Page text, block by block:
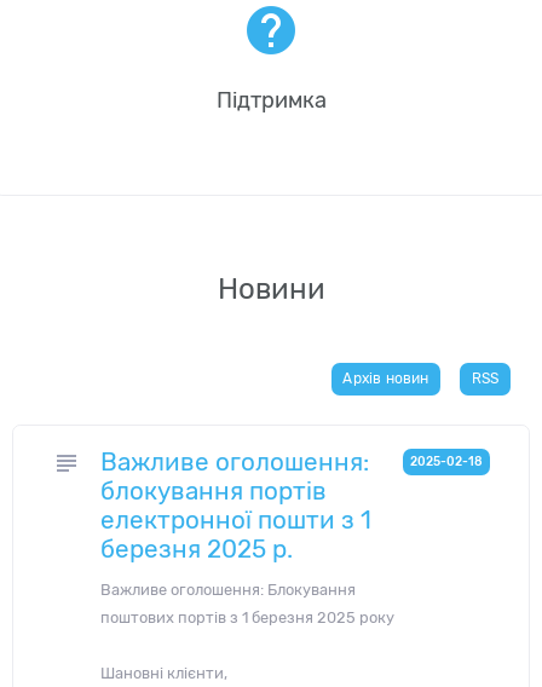
help
Підтримка
Новини
Архів новин RSS
subject
Важливе оголошення:
блокування портів
електронної пошти з 1
березня 2025 р.
Важливе оголошення: Блокування
поштових портів з 1 березня 2025 року
Шановні клієнти,
2025-02-18